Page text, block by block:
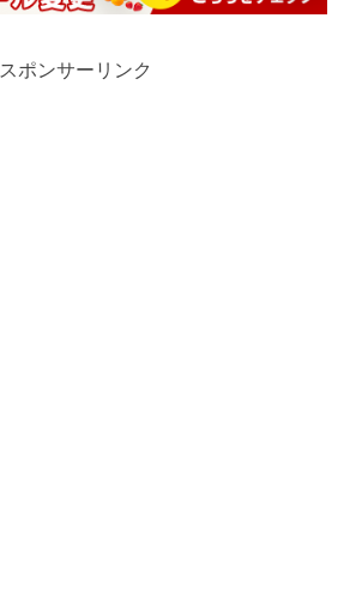
スポンサーリンク